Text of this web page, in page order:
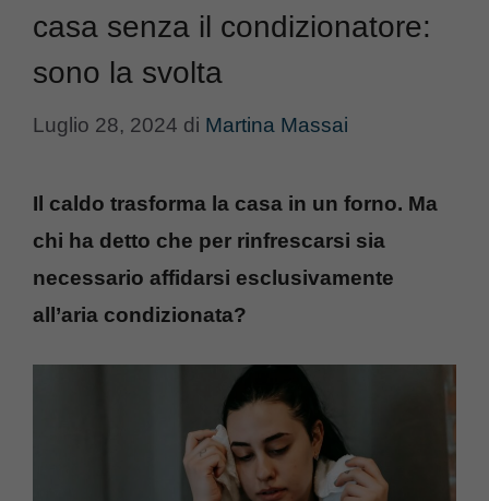
casa senza il condizionatore:
sono la svolta
Luglio 28, 2024 di Martina Massai
Il caldo trasforma la casa in un forno. Ma
chi ha detto che per rinfrescarsi sia
necessario affidarsi esclusivamente
all’aria condizionata?